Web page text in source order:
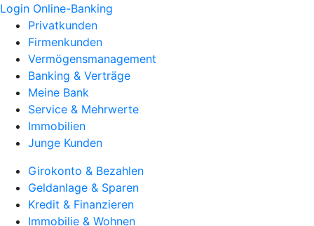
Login Online-Banking
Privatkunden
Firmenkunden
Vermögensmanagement
Banking & Verträge
Meine Bank
Service & Mehrwerte
Immobilien
Junge Kunden
Girokonto & Bezahlen
Geldanlage & Sparen
Kredit & Finanzieren
Immobilie & Wohnen